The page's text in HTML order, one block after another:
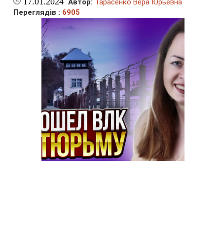
Автор: Тарасенко Вера Юрьевна
Переглядів : 6905